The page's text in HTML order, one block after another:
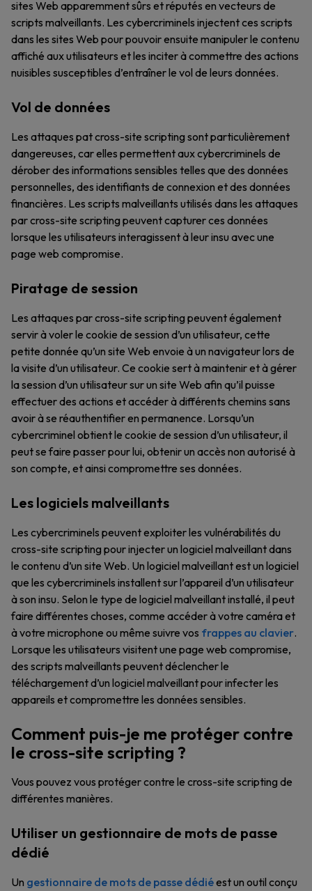
sites Web apparemment sûrs et réputés en vecteurs de
scripts malveillants. Les cybercriminels injectent ces scripts
dans les sites Web pour pouvoir ensuite manipuler le contenu
affiché aux utilisateurs et les inciter à commettre des actions
nuisibles susceptibles d’entraîner le vol de leurs données.
Vol de données
Les attaques pat cross-site scripting sont particulièrement
dangereuses, car elles permettent aux cybercriminels de
dérober des informations sensibles telles que des données
personnelles, des identifiants de connexion et des données
financières. Les scripts malveillants utilisés dans les attaques
par cross-site scripting peuvent capturer ces données
lorsque les utilisateurs interagissent à leur insu avec une
page web compromise.
Piratage de session
Les attaques par cross-site scripting peuvent également
servir à voler le cookie de session d’un utilisateur, cette
petite donnée qu’un site Web envoie à un navigateur lors de
la visite d’un utilisateur. Ce cookie sert à maintenir et à gérer
la session d’un utilisateur sur un site Web afin qu’il puisse
effectuer des actions et accéder à différents chemins sans
avoir à se réauthentifier en permanence. Lorsqu’un
cybercriminel obtient le cookie de session d’un utilisateur, il
peut se faire passer pour lui, obtenir un accès non autorisé à
son compte, et ainsi compromettre ses données.
Les logiciels malveillants
Les cybercriminels peuvent exploiter les vulnérabilités du
cross-site scripting pour injecter un logiciel malveillant dans
le contenu d’un site Web. Un logiciel malveillant est un logiciel
que les cybercriminels installent sur l’appareil d’un utilisateur
à son insu. Selon le type de logiciel malveillant installé, il peut
faire différentes choses, comme accéder à votre caméra et
à votre microphone ou même suivre vos frappes au clavier.
Lorsque les utilisateurs visitent une page web compromise,
des scripts malveillants peuvent déclencher le
téléchargement d’un logiciel malveillant pour infecter les
appareils et compromettre les données sensibles.
Comment puis-je me protéger contre
le cross-site scripting ?
Vous pouvez vous protéger contre le cross-site scripting de
différentes manières.
Utiliser un gestionnaire de mots de passe
dédié
Un gestionnaire de mots de passe dédiéest un outil conçu